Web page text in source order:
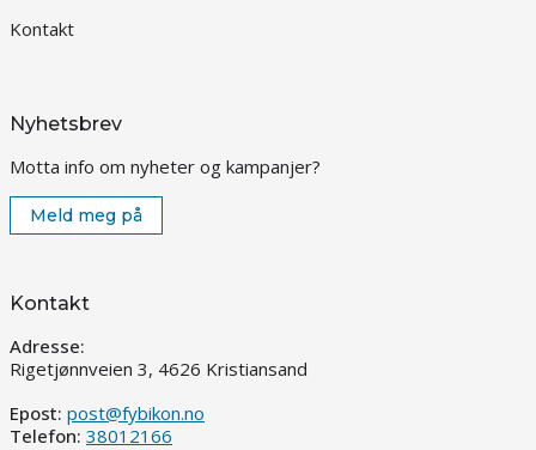
Kontakt
Nyhetsbrev
Motta info om nyheter og kampanjer?
Meld meg på
Kontakt
Adresse:
Rigetjønnveien 3, 4626 Kristiansand
Epost: post@fybikon.no
Telefon: 38012166